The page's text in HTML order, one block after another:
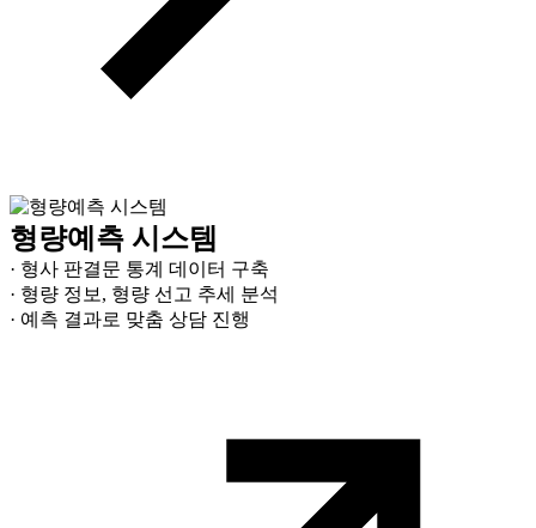
형량예측 시스템
· 형사 판결문 통계 데이터 구축
· 형량 정보, 형량 선고 추세 분석
· 예측 결과로 맞춤 상담 진행